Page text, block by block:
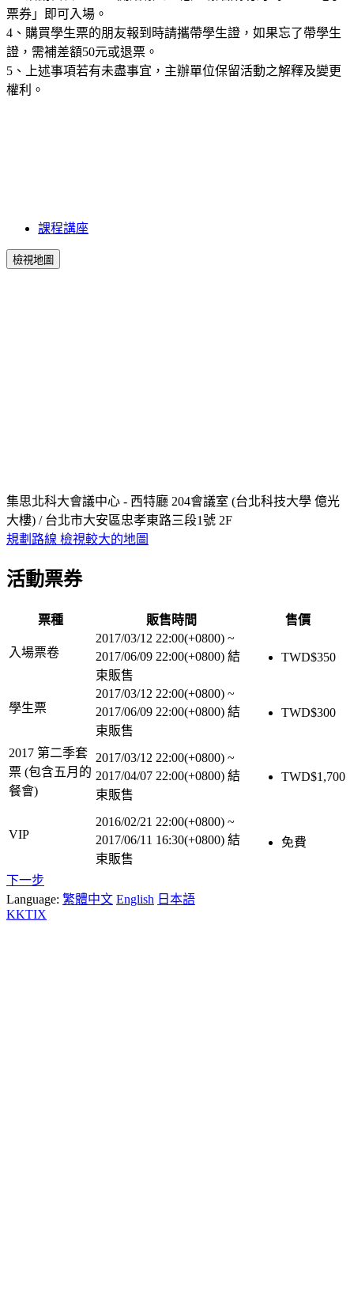
票券」即可入場。
4、購買學生票的朋友報到時請攜帶學生證，如果忘了帶學生
證，需補差額50元或退票。
5、上述事項若有未盡事宜，主辦單位保留活動之解釋及變更
權利。
課程講座
檢視地圖
集思北科大會議中心 - 西特廳 204會議室 (台北科技大學 億光
大樓) / 台北市大安區忠孝東路三段1號 2F
規劃路線 檢視較大的地圖
活動票券
票種 販售時間 售價
入場票卷
2017/03/12 22:00(+0800) ~
2017/06/09 22:00(+0800) 結
束販售
TWD$350
學生票
2017/03/12 22:00(+0800) ~
2017/06/09 22:00(+0800) 結
束販售
TWD$300
2017 第二季套
票 (包含五月的
餐會)
2017/03/12 22:00(+0800) ~
2017/04/07 22:00(+0800) 結
束販售
TWD$1,700
VIP
2016/02/21 22:00(+0800) ~
2017/06/11 16:30(+0800) 結
束販售
免費
下一步
Language: 繁體中文 English 日本語
KKTIX